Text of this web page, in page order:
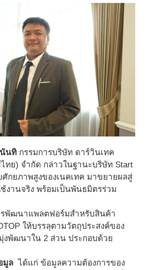
นทิ กรรมการบริษัท ดาร์วินเทค
ทย) จำกัด กล่าวในฐานะบริษัท Start
กยภาพสูงของเนคเทค มาขยายผลสู่
งานจริง พร้อมเป็นพันธมิตรร่วม
พัฒนาแพลตฟอร์มสำหรับสินค้า
ให้บรรลุตามวัตถุประสงค์ของ
งพัฒนาใน 2 ส่วน ประกอบด้วย
มูล ได้แก่ ข้อมูลความต้องการของ